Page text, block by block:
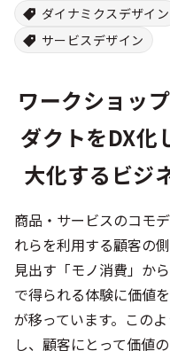
ダイナミクスデザイン
サービスデザイン
ワークショッ
ダクトをDX化
大化するビジ
商品・サービスのコモ
れらを利用する顧客の
見出す「モノ消費」か
で得られる体験に価値
が移っています。この
し、顧客にとって価値